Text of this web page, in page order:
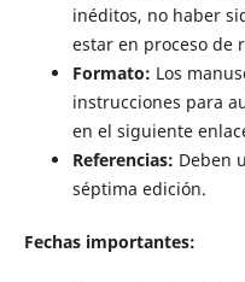
inéditos, no haber
estar en proceso de
Formato: Los
instrucciones para
en el siguiente
Referencias: Deben
séptima edición.
Fechas importantes: